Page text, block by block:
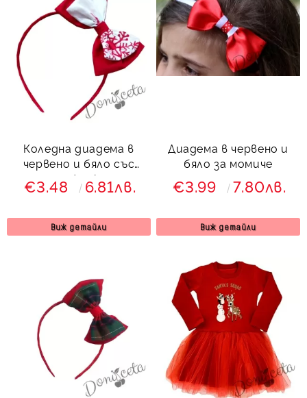
Коледна диадема в
червено и бяло със
снежинки
€3.48 6.81лв.
Виж детайли
Диадема в червено и
бяло за момиче
€3.99 7.80лв.
Виж детайли